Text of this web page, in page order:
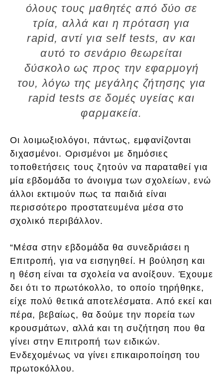
όλους τους μαθητές από δύο σε
τρία, αλλά και η πρόταση για
rapid, αντί για self tests, αν και
αυτό το σενάριο θεωρείται
δύσκολο ως προς την εφαρμογή
του, λόγω της μεγάλης ζήτησης για
rapid tests σε δομές υγείας και
φαρμακεία.
Οι λοιμωξιολόγοι, πάντως, εμφανίζονται
διχασμένοι. Ορισμένοι με δημόσιες
τοποθετήσεις τους ζητούν να παραταθεί για
μία εβδομάδα το άνοιγμα των σχολείων, ενώ
άλλοι εκτιμούν πως τα παιδιά είναι
περισσότερο προστατευμένα μέσα στο
σχολικό περιβάλλον.
“Μέσα στην εβδομάδα θα συνεδριάσει η
Επιτροπή, για να εισηγηθεί. Η βούληση και
η θέση είναι τα σχολεία να ανοίξουν. Έχουμε
δει ότι το πρωτόκολλο, το οποίο τηρήθηκε,
είχε πολύ θετικά αποτελέσματα. Από εκεί και
πέρα, βεβαίως, θα δούμε την πορεία των
κρουσμάτων, αλλά και τη συζήτηση που θα
γίνει στην Επιτροπή των ειδικών.
Ενδεχομένως να γίνει επικαιροποίηση του
πρωτοκόλλου.